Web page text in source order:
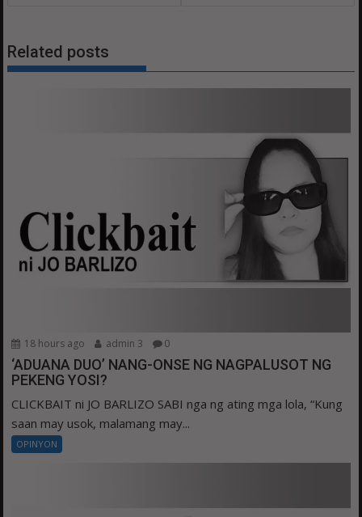
Related posts
18 hours ago admin 3 0
‘ADUANA DUO’ NANG-ONSE NG NAGPALUSOT NG
PEKENG YOSI?
CLICKBAIT ni JO BARLIZO SABI nga ng ating mga lola, “Kung
saan may usok, malamang may...
OPINYON